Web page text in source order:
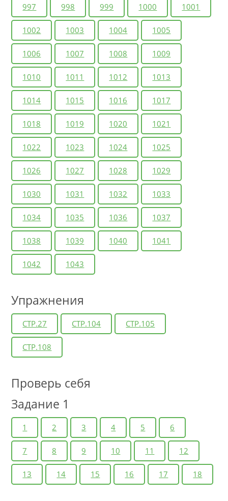
997 998 999 1000 1001
1002 1003 1004 1005
1006 1007 1008 1009
1010 1011 1012 1013
1014 1015 1016 1017
1018 1019 1020 1021
1022 1023 1024 1025
1026 1027 1028 1029
1030 1031 1032 1033
1034 1035 1036 1037
1038 1039 1040 1041
1042 1043
Упражнения
СТР.27 СТР.104 СТР.105
СТР.108
Проверь себя
Задание 1
1 2 3 4 5 6
7 8 9 10 11 12
13 14 15 16 17 18